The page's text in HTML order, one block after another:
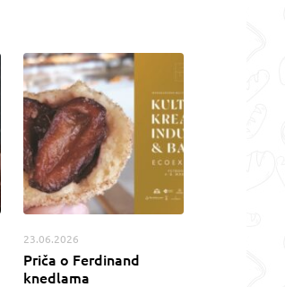
23.06.2026
Priča o Ferdinand
knedlama